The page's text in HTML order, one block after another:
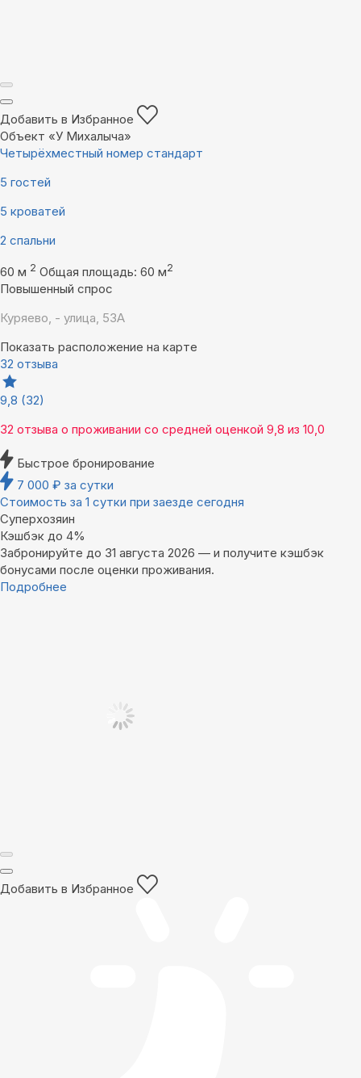
Добавить в Избранное
Объект «У Михалыча»
Четырёхместный номер стандарт
5 гостей
5 кроватей
2 спальни
60 м 2 Общая площадь: 60 м2
Повышенный спрос
Куряево, - улица, 53А
Показать расположение на карте
32 отзыва
9,8 (32)
32 отзыва о проживании со средней оценкой 9,8 из 10,0
Быстрое бронирование
7 000 ₽ за сутки
Стоимость за 1 сутки при заезде сегодня
Суперхозяин
Кэшбэк до 4%
Забронируйте до 31 августа 2026 — и получите кэшбэк
бонусами после оценки проживания.
Подробнее
Добавить в Избранное